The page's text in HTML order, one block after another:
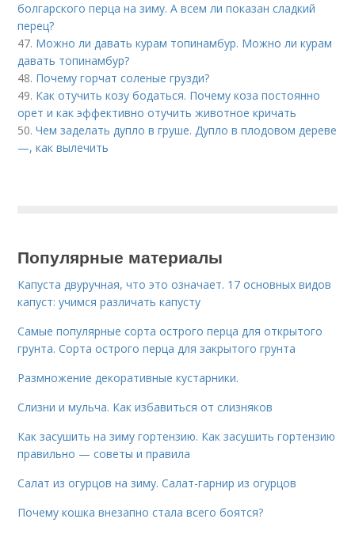
болгарского перца на зиму. А всем ли показан сладкий
перец?
47. Можно ли давать курам топинамбур. Можно ли курам
давать топинамбур?
48. Почему горчат соленые грузди?
49. Как отучить козу бодаться. Почему коза постоянно
орет и как эффективно отучить животное кричать
50.Чем заделать дупло в груше. Дупло в плодовом дереве
—, как вылечить
Популярные материалы
Капуста двуручная, что это означает. 17 основных видов
капуст: учимся различать капусту
Самые популярные сорта острого перца для открытого
грунта. Сорта острого перца для закрытого грунта
Размножение декоративные кустарники.
Слизни и мульча. Как избавиться от слизняков
Как засушить на зиму гортензию. Как засушить гортензию
правильно — советы и правила
Салат из огурцов на зиму. Салат-гарнир из огурцов
Почему кошка внезапно стала всего боятся?